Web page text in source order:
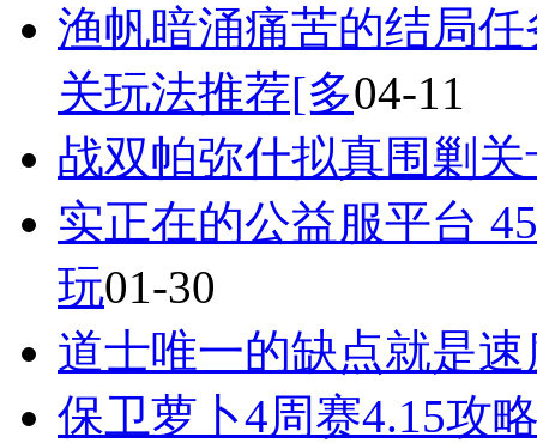
渔帆暗涌痛苦的结局
关玩法推荐[多04-11
战双帕弥什拟真围剿
实正在的公益服平台
玩01-30
道士唯一的缺点就是
保卫萝卜4周赛4.15攻